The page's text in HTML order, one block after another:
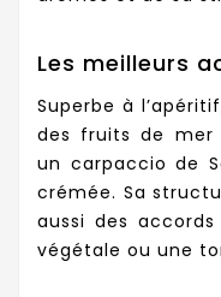
Les meilleurs
Superbe à
des fruits de mer
un carpaccio de
crémée. Sa
aussi des
végétale ou une